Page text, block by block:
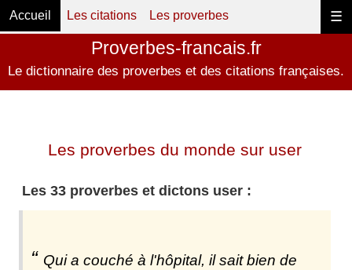
☰
Accueil Les citations Les proverbes
Proverbes-francais.fr
Le dictionnaire des proverbes et des citations françaises.
Les proverbes du monde sur user
Les 33 proverbes et dictons user :
Qui a couché à l'hôpital, il sait bien de